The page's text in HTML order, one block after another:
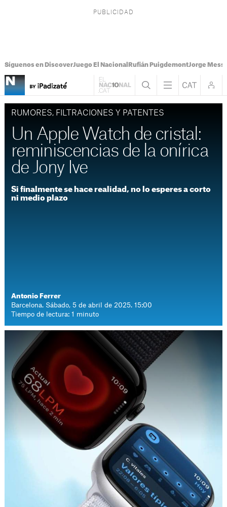
Síguenos en DiscoverJuego El Nacional Rufián PuigdemontJorge Messi
RUMORES, FILTRACIONES Y PATENTES
Un Apple Watch de cristal:
reminiscencias de la onírica
de Jony Ive
Si finalmente se hace realidad, no lo esperes a corto
ni medio plazo
Antonio Ferrer
Barcelona. Sábado, 5 de abril de 2025. 15:00
Tiempo de lectura: 1 minuto